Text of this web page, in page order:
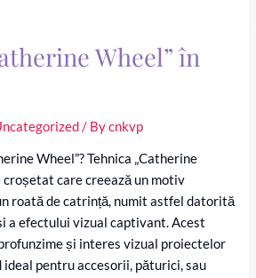
Wheel” în
/ Bycnkvp
Wheel”? Tehnica „Catherine
croșetat care creează un motiv
roată de catrință, numit astfel datorită
a efectului vizual captivant. Acest
și interes vizual proiectelor
pentru accesorii, păturici, sau